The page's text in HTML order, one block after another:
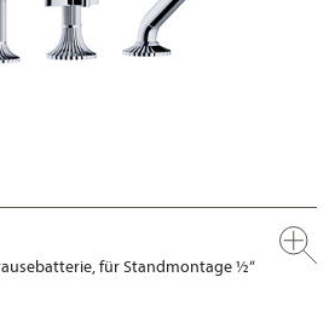
für Standmontage ½“